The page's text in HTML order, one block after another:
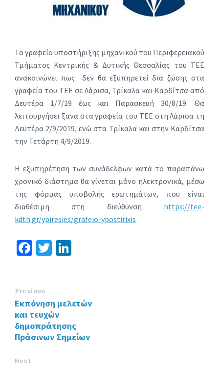
Το γραφείο υποστήριξης μηχανικού του Περιφερειακού
Τμήματος Κεντρικής & Δυτικής Θεσσαλίας του ΤΕΕ
ανακοινώνει πως δεν θα εξυπηρετεί δια ζώσης στα
γραφεία του ΤΕΕ σε Λάρισα, Τρίκαλα και Καρδίτσα από
Δευτέρα 1/7/19 έως και Παρασκευή 30/8/19. Θα
λειτουργήσει ξανά στα γραφεία του ΤΕΕ στη Λάρισα τη
Δευτέρα 2/9/2019, ενώ στα Τρίκαλα και στην Καρδίτσα
την Τετάρτη 4/9/2019.
Η εξυπηρέτηση των συνάδελφων κατά το παραπάνω
χρονικό διάστημα θα γίνεται μόνο ηλεκτρονικά, μέσω
της φόρμας υποβολής ερωτημάτων, που είναι
διαθέσιμη στη διεύθυνση https://tee-
kdth.gr/ypiresies/grafeio-ypostirixis .
Fa
o
o
k
T
dI
n
Previous
Εκπόνηση μελετών
και τευχών
δημοπράτησης
Πράσινων Σημείων
Next